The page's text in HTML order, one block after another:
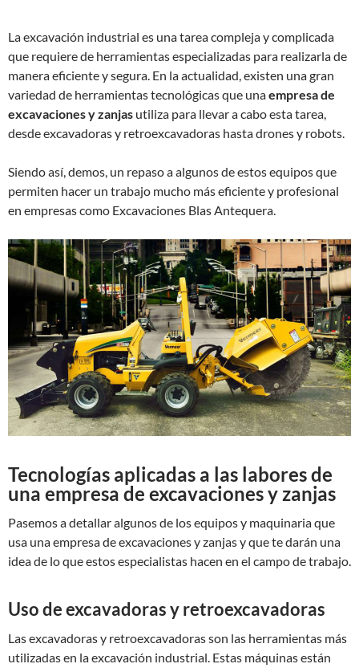
La excavación industrial es una tarea compleja y complicada
que requiere de herramientas especializadas para realizarla de
manera eficiente y segura. En la actualidad, existen una gran
variedad de herramientas tecnológicas que unaempresa de
excavaciones y zanjas utiliza para llevar a cabo esta tarea,
desde excavadoras y retroexcavadoras hasta drones y robots.
Siendo así, demos, un repaso a algunos de estos equipos que
permiten hacer un trabajo mucho más eficiente y profesional
en empresas como Excavaciones Blas Antequera.
Tecnologías aplicadas a las labores de
una empresa de excavaciones y zanjas
Pasemos a detallar algunos de los equipos y maquinaria que
usa una empresa de excavaciones y zanjas y que te darán una
idea de lo que estos especialistas hacen en el campo de trabajo.
Uso de excavadoras y retroexcavadoras
Las excavadoras y retroexcavadoras son las herramientas más
utilizadas en la excavación industrial. Estas máquinas están